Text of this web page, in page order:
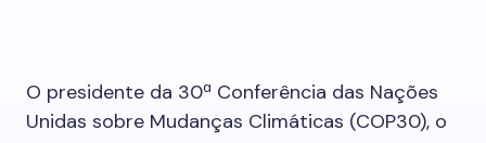
O presidente da 30ª Conferência das Nações
Unidas sobre Mudanças Climáticas (COP30), o